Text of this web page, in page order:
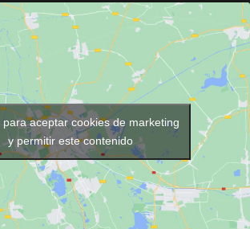
y
cómodo
humedad.
Proporciona una sujeción firme
y segura de la cuchilla.
Compatible con la mayoría de
navajeros profesionales.
para aceptar cookies de marketing
y permitir este contenido